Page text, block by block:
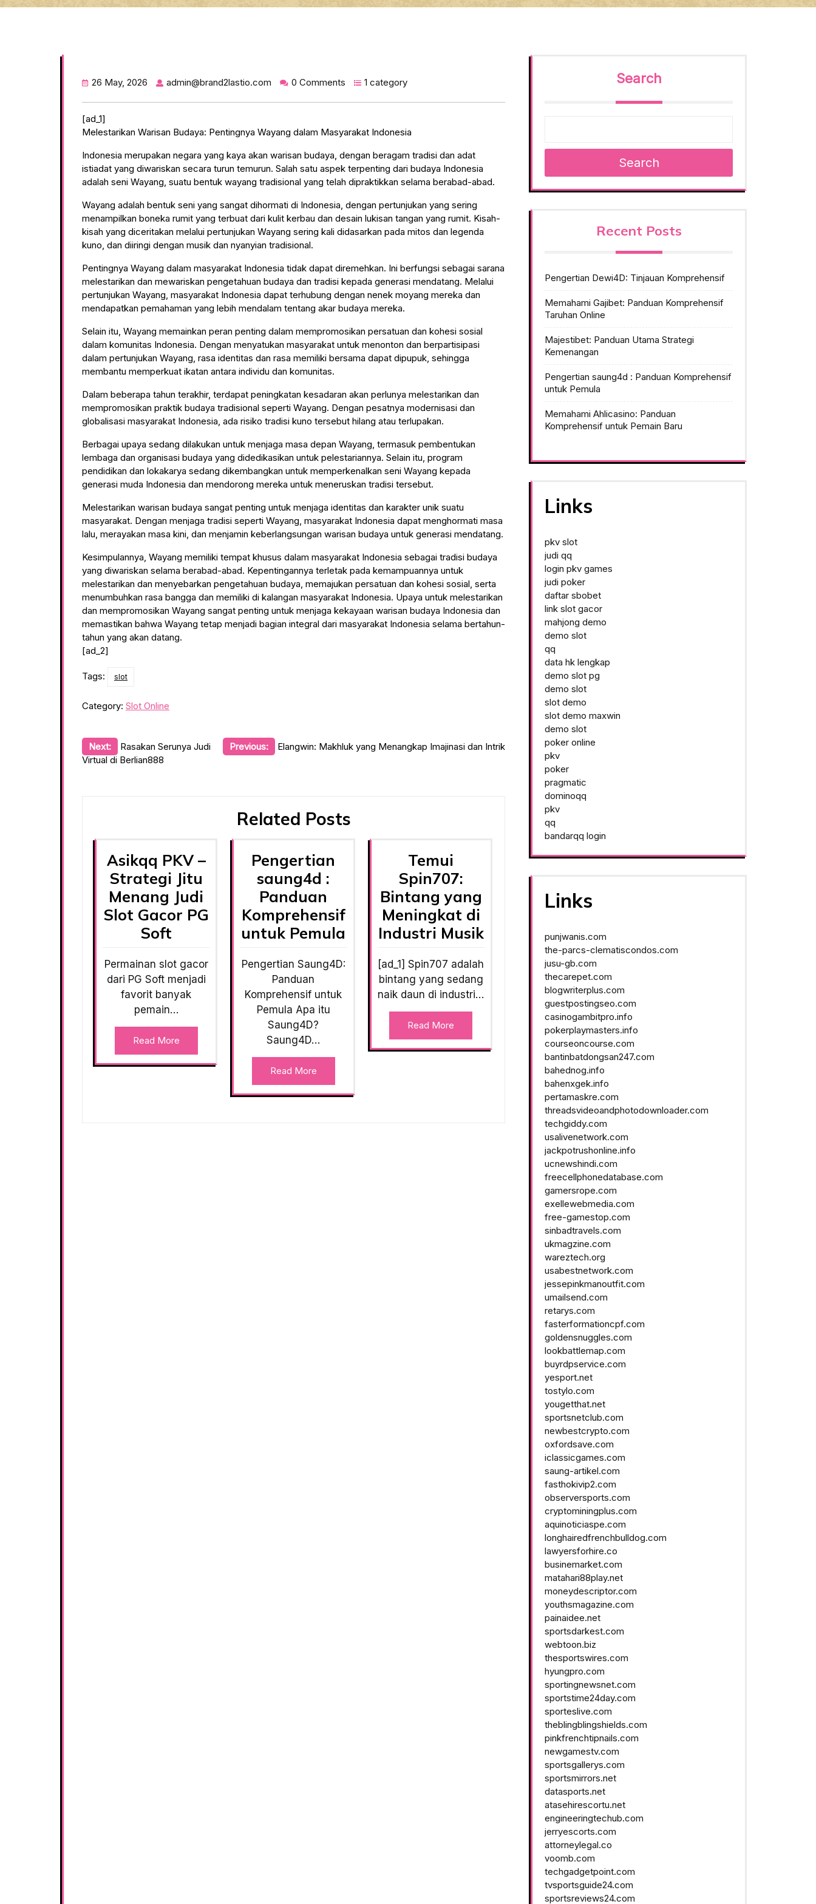
26 May, 2026 admin@brand2lastio.com 0 Comments 1 category
[ad_1]
Melestarikan Warisan Budaya: Pentingnya Wayang dalam Masyarakat Indonesia
Indonesia merupakan negara yang kaya akan warisan budaya, dengan beragam tradisi dan adat
istiadat yang diwariskan secara turun temurun. Salah satu aspek terpenting dari budaya Indonesia
adalah seni Wayang, suatu bentuk wayang tradisional yang telah dipraktikkan selama berabad-abad.
Wayang adalah bentuk seni yang sangat dihormati di Indonesia, dengan pertunjukan yang sering
menampilkan boneka rumit yang terbuat dari kulit kerbau dan desain lukisan tangan yang rumit. Kisah-
kisah yang diceritakan melalui pertunjukan Wayang sering kali didasarkan pada mitos dan legenda
kuno, dan diiringi dengan musik dan nyanyian tradisional.
Pentingnya Wayang dalam masyarakat Indonesia tidak dapat diremehkan. Ini berfungsi sebagai sarana
melestarikan dan mewariskan pengetahuan budaya dan tradisi kepada generasi mendatang. Melalui
pertunjukan Wayang, masyarakat Indonesia dapat terhubung dengan nenek moyang mereka dan
mendapatkan pemahaman yang lebih mendalam tentang akar budaya mereka.
Selain itu, Wayang memainkan peran penting dalam mempromosikan persatuan dan kohesi sosial
dalam komunitas Indonesia. Dengan menyatukan masyarakat untuk menonton dan berpartisipasi
dalam pertunjukan Wayang, rasa identitas dan rasa memiliki bersama dapat dipupuk, sehingga
membantu memperkuat ikatan antara individu dan komunitas.
Dalam beberapa tahun terakhir, terdapat peningkatan kesadaran akan perlunya melestarikan dan
mempromosikan praktik budaya tradisional seperti Wayang. Dengan pesatnya modernisasi dan
globalisasi masyarakat Indonesia, ada risiko tradisi kuno tersebut hilang atau terlupakan.
Berbagai upaya sedang dilakukan untuk menjaga masa depan Wayang, termasuk pembentukan
lembaga dan organisasi budaya yang didedikasikan untuk pelestariannya. Selain itu, program
pendidikan dan lokakarya sedang dikembangkan untuk memperkenalkan seni Wayang kepada
generasi muda Indonesia dan mendorong mereka untuk meneruskan tradisi tersebut.
Melestarikan warisan budaya sangat penting untuk menjaga identitas dan karakter unik suatu
masyarakat. Dengan menjaga tradisi seperti Wayang, masyarakat Indonesia dapat menghormati masa
lalu, merayakan masa kini, dan menjamin keberlangsungan warisan budaya untuk generasi mendatang.
Kesimpulannya, Wayang memiliki tempat khusus dalam masyarakat Indonesia sebagai tradisi budaya
yang diwariskan selama berabad-abad. Kepentingannya terletak pada kemampuannya untuk
melestarikan dan menyebarkan pengetahuan budaya, memajukan persatuan dan kohesi sosial, serta
menumbuhkan rasa bangga dan memiliki di kalangan masyarakat Indonesia. Upaya untuk melestarikan
dan mempromosikan Wayang sangat penting untuk menjaga kekayaan warisan budaya Indonesia dan
memastikan bahwa Wayang tetap menjadi bagian integral dari masyarakat Indonesia selama bertahun-
tahun yang akan datang.
[ad_2]
Tags: slot
Category: Slot Online
Post
Previous: Elangwin: Makhluk yang Menangkap Imajinasi dan Intrik
Next:
Rasakan Serunya Judi
Virtual di Berlian888
Related Posts
Asikqq PKV –
Strategi Jitu
Menang Judi
Slot Gacor PG
Soft
Permainan slot gacor
dari PG Soft menjadi
favorit banyak
pemain…
Read More
Pengertian
saung4d :
Panduan
Komprehensif
untuk Pemula
Pengertian Saung4D:
Panduan
Komprehensif untuk
Pemula Apa itu
Saung4D?
Saung4D…
Read More
Temui
Spin707:
Bintang yang
Meningkat di
Industri Musik
[ad_1] Spin707 adalah
bintang yang sedang
naik daun di industri…
Read More
Search
Search
Recent Posts
Pengertian Dewi4D: Tinjauan Komprehensif
Memahami Gajibet: Panduan Komprehensif
Taruhan Online
Majestibet: Panduan Utama Strategi
Kemenangan
Pengertian saung4d : Panduan Komprehensif
untuk Pemula
Memahami Ahlicasino: Panduan
Komprehensif untuk Pemain Baru
Links
pkv slot
judi qq
login pkv games
judi poker
daftar sbobet
link slot gacor
mahjong demo
demo slot
qq
data hk lengkap
demo slot pg
demo slot
slot demo
slot demo maxwin
demo slot
poker online
pkv
poker
pragmatic
dominoqq
pkv
qq
bandarqq login
Links
punjwanis.com
the-parcs-clematiscondos.com
jusu-gb.com
thecarepet.com
blogwriterplus.com
guestpostingseo.com
casinogambitpro.info
pokerplaymasters.info
courseoncourse.com
bantinbatdongsan247.com
bahednog.info
bahenxgek.info
pertamaskre.com
threadsvideoandphotodownloader.com
techgiddy.com
usalivenetwork.com
jackpotrushonline.info
ucnewshindi.com
freecellphonedatabase.com
gamersrope.com
exellewebmedia.com
free-gamestop.com
sinbadtravels.com
ukmagzine.com
wareztech.org
usabestnetwork.com
jessepinkmanoutfit.com
umailsend.com
retarys.com
fasterformationcpf.com
goldensnuggles.com
lookbattlemap.com
buyrdpservice.com
yesport.net
tostylo.com
yougetthat.net
sportsnetclub.com
newbestcrypto.com
oxfordsave.com
iclassicgames.com
saung-artikel.com
fasthokivip2.com
observersports.com
cryptominingplus.com
aquinoticiaspe.com
longhairedfrenchbulldog.com
lawyersforhire.co
businemarket.com
matahari88play.net
moneydescriptor.com
youthsmagazine.com
painaidee.net
sportsdarkest.com
webtoon.biz
thesportswires.com
hyungpro.com
sportingnewsnet.com
sportstime24day.com
sporteslive.com
theblingblingshields.com
pinkfrenchtipnails.com
newgamestv.com
sportsgallerys.com
sportsmirrors.net
datasports.net
atasehirescortu.net
engineeringtechub.com
jerryescorts.com
attorneylegal.co
voomb.com
techgadgetpoint.com
tvsportsguide24.com
sportsreviews24.com